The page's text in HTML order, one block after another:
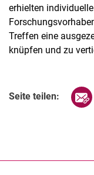
erhielten
Treffen eine
knüpfen und zu
Seite teilen: